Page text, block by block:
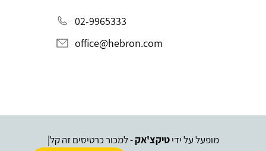
02-9965333
office@hebron.com
מופעל על ידיטיקצ'אק- למכור כרטיסים זה קל|